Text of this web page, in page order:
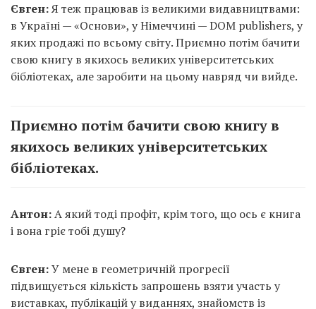
Євген:Я теж працював із великими видавництвами:
в Україні — «Основи», у Німеччині — DOM publishers, у
яких продажі по всьому світу. Приємно потім бачити
свою книгу в якихось великих університетських
бібліотеках, але заробити на цьому навряд чи вийде.
Приємно потім бачити свою книгу в
якихось великих університетських
бібліотеках.
Антон:А який тоді профіт, крім того, що ось є книга
і вона гріє тобі душу?
Євген:У мене в геометричній прогресії
підвищується кількість запрошень взяти участь у
виставках, публікацій у виданнях, знайомств із